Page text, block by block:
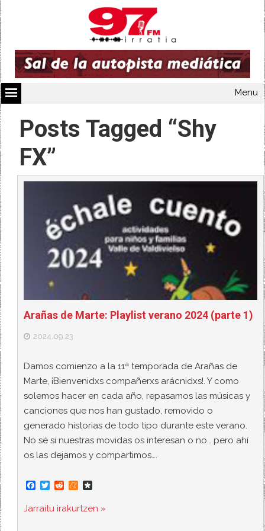
Menu
Posts Tagged “Shy
FX”
Arañas de Marte: Playlist verano 2024 (parte 1)
2024.09.23
Damos comienzo a la 11ª temporada de Arañas de
Marte, ¡Bienvenidxs compañerxs arácnidxs!. Y como
solemos hacer en cada año, repasamos las músicas y
canciones que nos han gustado, removido o
generado historias de todo tipo durante este verano.
No sé si nuestras movidas os interesan o no… pero ahí
os las dejamos y compartimos….
F
c
e
T
i
t
R
d
d
M
n
e
a
s
Jarraitu irakurtzen »